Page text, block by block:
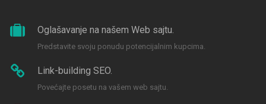
Oglašavanje na našem Web sajtu.
Predstavite svoju ponudu potencijalnim kupcima.
Link-building SEO.
Povećajte posetu na vašem web sajtu.